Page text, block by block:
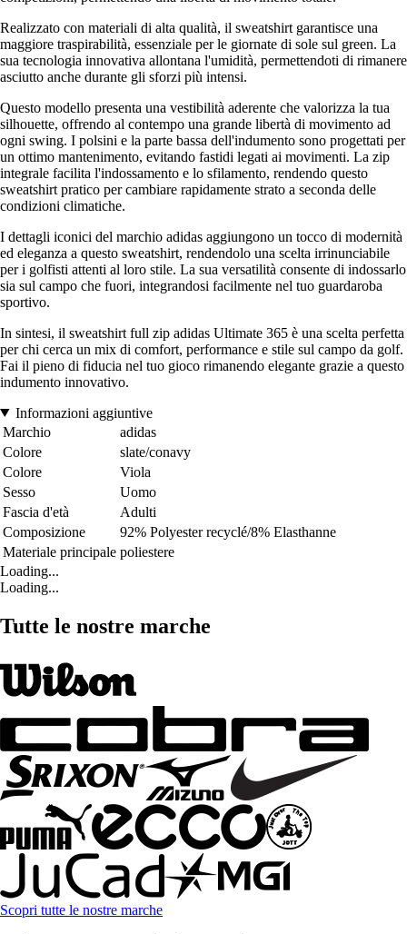
Realizzato con materiali di alta qualità, il sweatshirt garantisce una
maggiore traspirabilità, essenziale per le giornate di sole sul green. La
sua tecnologia innovativa allontana l'umidità, permettendoti di rimanere
asciutto anche durante gli sforzi più intensi.
Questo modello presenta una vestibilità aderente che valorizza la tua
silhouette, offrendo al contempo una grande libertà di movimento ad
ogni swing. I polsini e la parte bassa dell'indumento sono progettati per
un ottimo mantenimento, evitando fastidi legati ai movimenti. La zip
integrale facilita l'indossamento e lo sfilamento, rendendo questo
sweatshirt pratico per cambiare rapidamente strato a seconda delle
condizioni climatiche.
I dettagli iconici del marchio adidas aggiungono un tocco di modernità
ed eleganza a questo sweatshirt, rendendolo una scelta irrinunciabile
per i golfisti attenti al loro stile. La sua versatilità consente di indossarlo
sia sul campo che fuori, integrandosi facilmente nel tuo guardaroba
sportivo.
In sintesi, il sweatshirt full zip adidas Ultimate 365 è una scelta perfetta
per chi cerca un mix di comfort, performance e stile sul campo da golf.
Fai il pieno di fiducia nel tuo gioco rimanendo elegante grazie a questo
indumento innovativo.
Informazioni aggiuntive
Marchio
adidas
Colore
slate/conavy
Colore
Viola
Sesso
Uomo
Fascia d'età
Adulti
Composizione
92% Polyester recyclé/8% Elasthanne
Materiale principale poliestere
Loading...
Loading...
Tutte le nostre marche
Scopri tutte le nostre marche